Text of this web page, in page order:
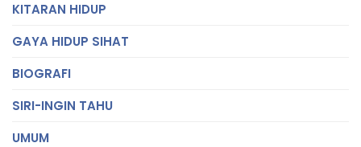
KITARAN HIDUP
GAYA HIDUP SIHAT
BIOGRAFI
SIRI-INGIN TAHU
UMUM